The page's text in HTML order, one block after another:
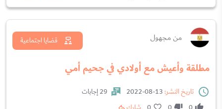
من مجهول
مطلقة وأعيش مع أولادي في جحيم أمي
قضايا اجتماعية
تاريخ النشر:
29 إجابات